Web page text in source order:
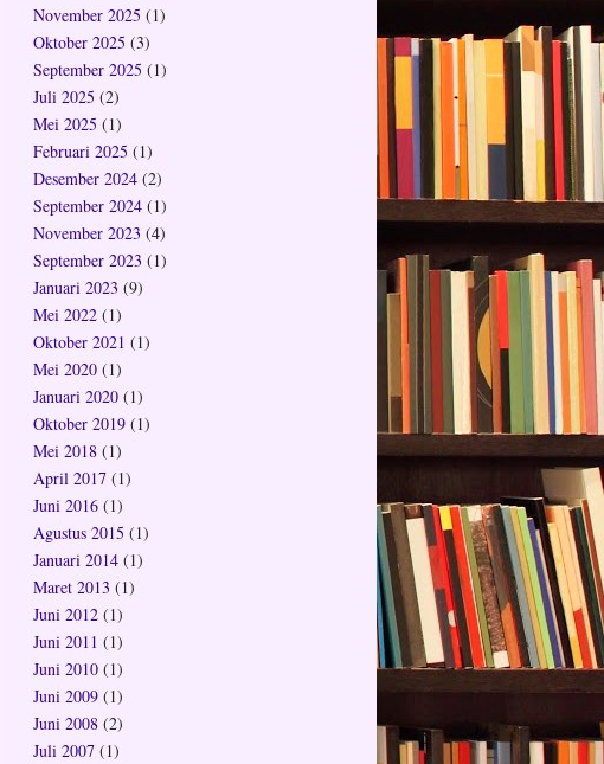
November 2025 (1)
Oktober 2025 (3)
September 2025 (1)
Juli 2025 (2)
Mei 2025 (1)
Februari 2025 (1)
Desember 2024 (2)
September 2024 (1)
November 2023 (4)
September 2023 (1)
Januari 2023 (9)
Mei 2022 (1)
Oktober 2021 (1)
Mei 2020 (1)
Januari 2020 (1)
Oktober 2019 (1)
Mei 2018 (1)
April 2017 (1)
Juni 2016 (1)
Agustus 2015 (1)
Januari 2014 (1)
Maret 2013 (1)
Juni 2012 (1)
Juni 2011 (1)
Juni 2010 (1)
Juni 2009 (1)
Juni 2008 (2)
Juli 2007 (1)